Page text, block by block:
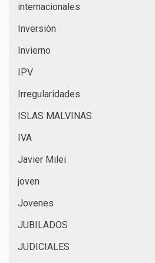
internacionales
Inversión
Invierno
IPV
Irregularidades
ISLAS MALVINAS
IVA
Javier Milei
joven
Jovenes
JUBILADOS
JUDICIALES